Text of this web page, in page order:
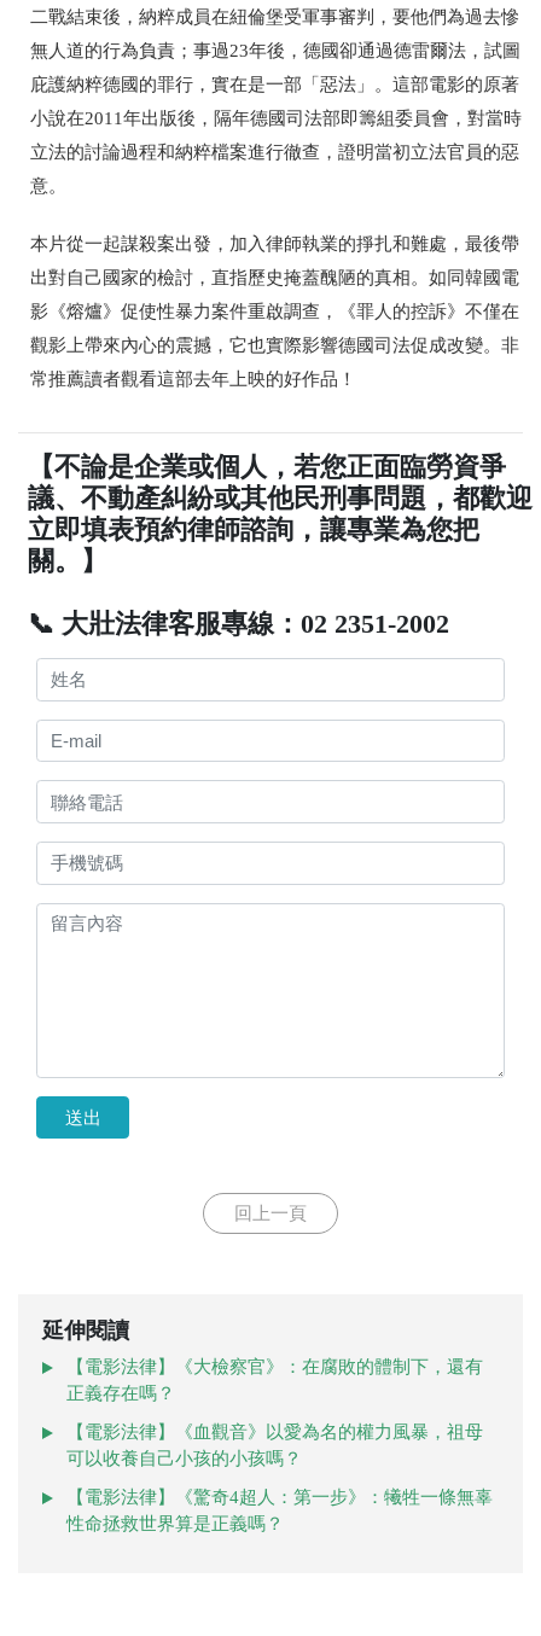
二戰結束後，納粹成員在紐倫堡受軍事審判，要他們為過去慘
無人道的行為負責；事過23年後，德國卻通過德雷爾法，試圖
庇護納粹德國的罪行，實在是一部「惡法」。這部電影的原著
小說在2011年出版後，隔年德國司法部即籌組委員會，對當時
立法的討論過程和納粹檔案進行徹查，證明當初立法官員的惡
意。
本片從一起謀殺案出發，加入律師執業的掙扎和難處，最後帶
出對自己國家的檢討，直指歷史掩蓋醜陋的真相。如同韓國電
影《熔爐》促使性暴力案件重啟調查，《罪人的控訴》不僅在
觀影上帶來內心的震撼，它也實際影響德國司法促成改變。非
常推薦讀者觀看這部去年上映的好作品！
【不論是企業或個人，若您正面臨勞資爭
議、不動產糾紛或其他民刑事問題，都歡迎
立即填表預約律師諮詢，讓專業為您把
關。】
📞 大壯法律客服專線：02 2351-2002
送出
回上一頁
延伸閱讀
【電影法律】《大檢察官》：在腐敗的體制下，還有
正義存在嗎？
【電影法律】《血觀音》以愛為名的權力風暴，祖母
可以收養自己小孩的小孩嗎？
【電影法律】《驚奇4超人：第一步》：犧牲一條無辜
性命拯救世界算是正義嗎？